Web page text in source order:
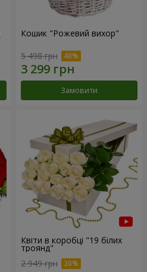
Кошик "Рожевий вихор"
5 498 грн
Замовити
Квіти в коробці "19 білих
троянд"
2 949 грн